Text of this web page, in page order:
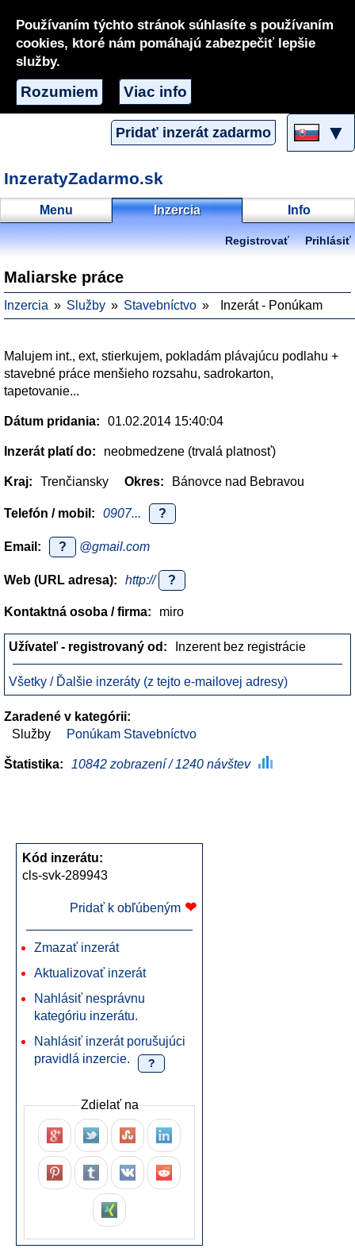
Používaním týchto stránok súhlasíte s používaním
cookies, ktoré nám pomáhajú zabezpečiť lepšie
služby.
Rozumiem Viac info
Pridať inzerát zadarmo ▼
InzeratyZadarmo.sk
Menu Inzercia Info
Registrovať Prihlásiť
Maliarske práce
Inzercia Služby Stavebníctvo Inzerát - Ponúkam
Malujem int., ext, stierkujem, pokladám plávajúcu podlahu +
stavebné práce menšieho rozsahu, sadrokarton,
tapetovanie...
Dátum pridania: 01.02.2014 15:40:04
Inzerát platí do: neobmedzene (trvalá platnosť)
Kraj: Trenčiansky Okres: Bánovce nad Bebravou
Telefón / mobil: 0907... ?
Email: ? @gmail.com
Web (URL adresa): http:// ?
Kontaktná osoba / firma: miro
Užívateľ - registrovaný od: Inzerent bez registrácie
Všetky / Ďalšie inzeráty (z tejto e-mailovej adresy)
Zaradené v kategórii:
Služby
Ponúkam Stavebníctvo
Štatistika: 10842 zobrazení / 1240 návštev
Kód inzerátu:
cls-svk-289943
Pridať k obľúbeným ❤
Zmazať inzerát
Aktualizovať inzerát
Nahlásiť nesprávnu
kategóriu inzerátu.
Nahlásiť inzerát porušujúci
pravidlá inzercie.
?
Zdielať na